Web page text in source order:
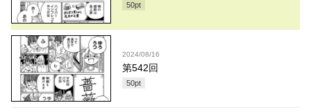
50pt
2024/08/16
第542回
50pt